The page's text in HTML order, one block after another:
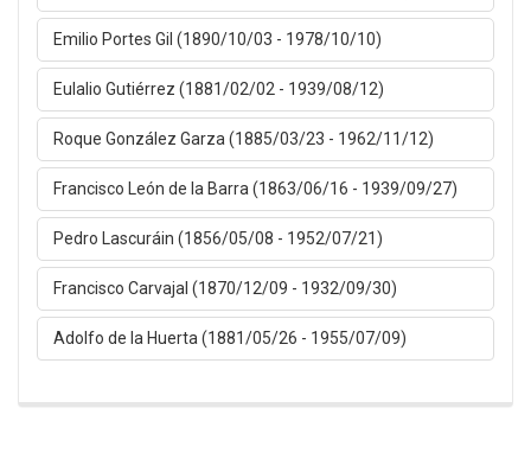
Emilio Portes Gil (1890/10/03 - 1978/10/10)
Eulalio Gutiérrez (1881/02/02 - 1939/08/12)
Roque González Garza (1885/03/23 - 1962/11/12)
Francisco León de la Barra (1863/06/16 - 1939/09/27)
Pedro Lascuráin (1856/05/08 - 1952/07/21)
Francisco Carvajal (1870/12/09 - 1932/09/30)
Adolfo de la Huerta (1881/05/26 - 1955/07/09)